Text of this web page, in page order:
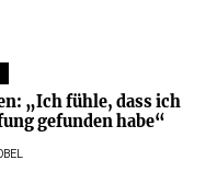
„Ich fühle, dass ich
gefunden habe“